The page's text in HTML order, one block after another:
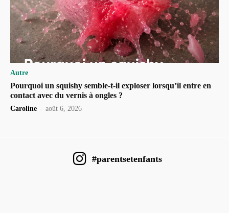
Autre
Pourquoi un squishy semble-t-il exploser lorsqu’il entre en
contact avec du vernis à ongles ?
Caroline - août 6, 2026
#parentsetenfants